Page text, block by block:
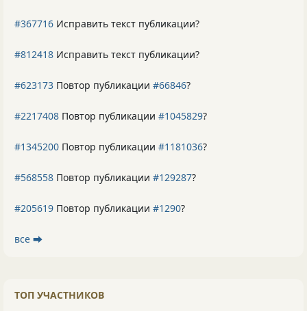
#367716 Исправить текст публикации?
#812418 Исправить текст публикации?
#623173 Повтор публикации #66846?
#2217408 Повтор публикации #1045829?
#1345200 Повтор публикации #1181036?
#568558 Повтор публикации #129287?
#205619 Повтор публикации #1290?
все ⮕
ТОП УЧАСТНИКОВ